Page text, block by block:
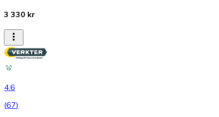
3 330 kr
4.6
(67)